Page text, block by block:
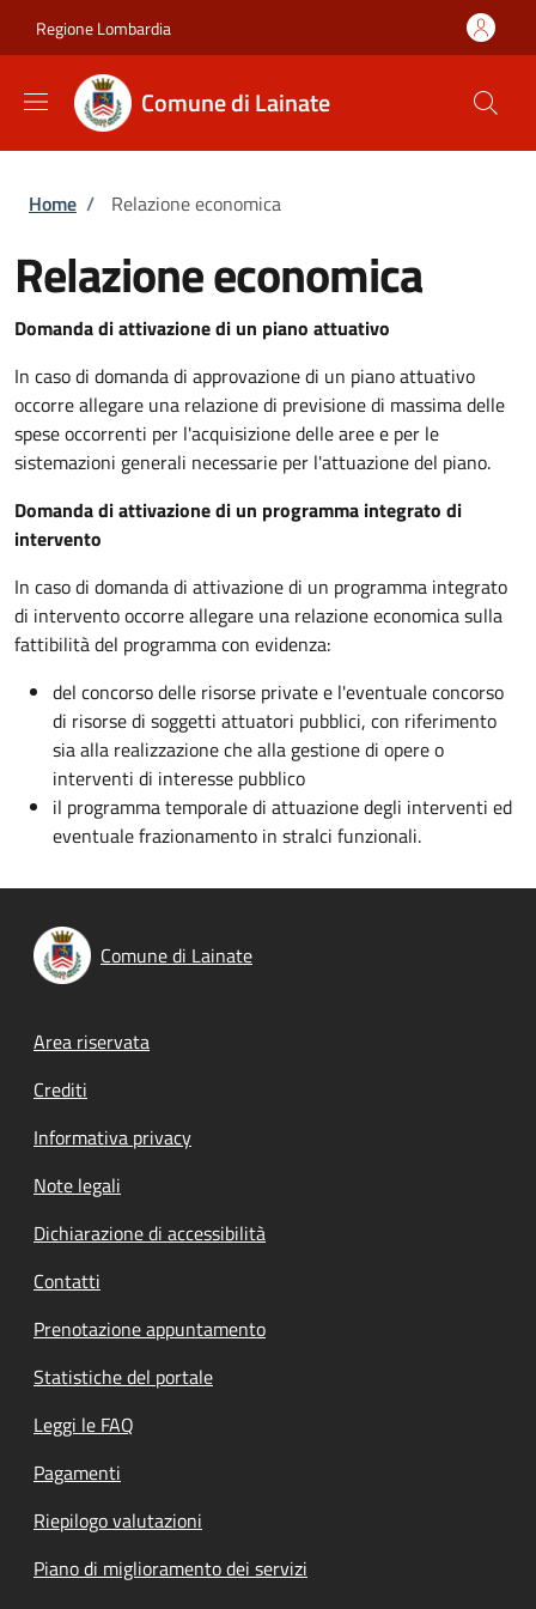
Regione Lombardia
Comune di Lainate
Briciole di pane
Home / Relazione economica
Relazione economica
Domanda di attivazione di un piano attuativo
In caso di domanda di approvazione di un piano attuativo
occorre allegare una relazione di previsione di massima delle
spese occorrenti per l'acquisizione delle aree e per le
sistemazioni generali necessarie per l'attuazione del piano.
Domanda di attivazione di un programma integrato di
intervento
In caso di domanda di attivazione di un programma integrato
di intervento occorre allegare una relazione economica sulla
fattibilità del programma con evidenza:
del concorso delle risorse private e l'eventuale concorso
di risorse di soggetti attuatori pubblici, con riferimento
sia alla realizzazione che alla gestione di opere o
interventi di interesse pubblico
il programma temporale di attuazione degli interventi ed
eventuale frazionamento in stralci funzionali.
Comune di Lainate
Footer menu
Area riservata
Crediti
Informativa privacy
Note legali
Dichiarazione di accessibilità
Contatti
Prenotazione appuntamento
Statistiche del portale
Leggi le FAQ
Pagamenti
Riepilogo valutazioni
Piano di miglioramento dei servizi